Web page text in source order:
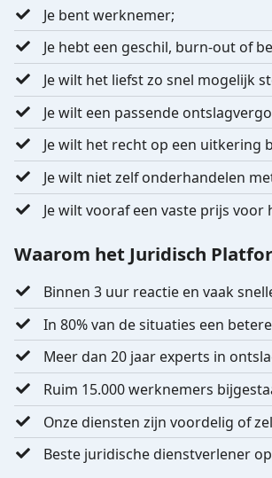
Je bent werknemer;
Je hebt een geschil, burn-out of
Je wilt het liefst zo snel mogelijk
Je wilt een passende
Je wilt het recht op een uitkering
Je wilt niet zelf onderhandelen
Je wilt vooraf een vaste prijs voor
Waarom het Juridisch
Binnen 3 uur reactie en vaak
In 80% van de situaties een
Meer dan 20 jaar experts in
Ruim 15.000 werknemers
Onze diensten zijn voordelig of
Beste juridische dienstverlener